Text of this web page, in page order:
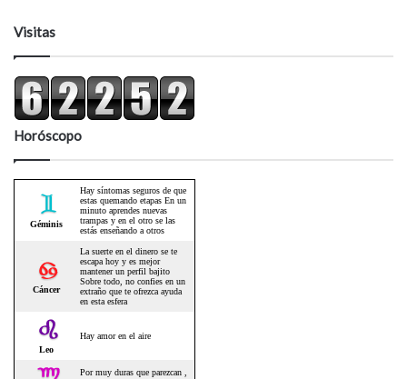
Visitas
Horóscopo